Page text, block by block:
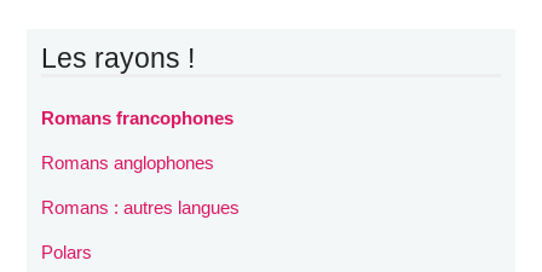
Les rayons !
Romans francophones
Romans anglophones
Romans : autres langues
Polars